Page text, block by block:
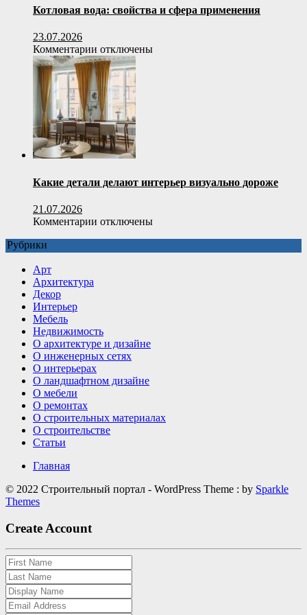
Котловая вода: свойства и сфера применения
23.07.2026
Комментарии к
записи
Котловая
вода:
свойства
и
сфера
применения
отключены
Какие детали делают интерьер визуально дороже
21.07.2026
Комментарии котключены
Рубрики
Арт
Архитектура
Декор
Интерьер
Мебель
Недвижимость
О архитектуре и дизайне
О инженерных сетях
О интерьерах
О ландшафтном дизайне
О мебели
О ремонтах
О строительных материалах
О строительстве
Статьи
Главная
© 2022 Строительный портал - WordPress Theme : by Sparkle
Themes
Create Account